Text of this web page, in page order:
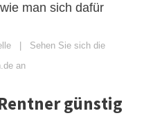
man sich dafür
| Sehen Sie sich die
an
günstig